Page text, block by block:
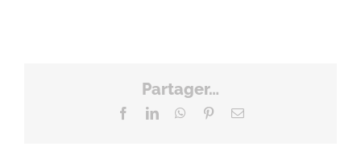
Partager…
FacebookLinkedInWhatsApp
PinterestEmail